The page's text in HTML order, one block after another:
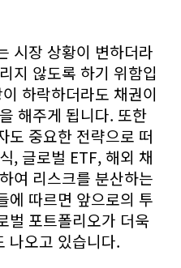
시장 상황이 변하더라
지 않도록 하기 위함입
하락하더라도 채권이
해주게 됩니다. 또한
도 중요한 전략으로 떠
, 글로벌 ETF, 해외 채
여 리스크를 분산하는
에 따르면 앞으로의 투
벌 포트폴리오가 더욱
나오고 있습니다.